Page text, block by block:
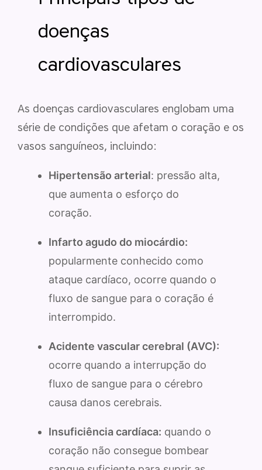
doenças
cardiovasculares
As doenças cardiovasculares englobam uma
série de condições que afetam o coração e os
vasos sanguíneos, incluindo:
Hipertensão arterial: pressão alta,
que aumenta o esforço do
coração.
Infarto agudo do miocárdio:
popularmente conhecido como
ataque cardíaco, ocorre quando o
fluxo de sangue para o coração é
interrompido.
Acidente vascular cerebral (AVC):
ocorre quando a interrupção do
fluxo de sangue para o cérebro
causa danos cerebrais.
Insuficiência cardíaca: quando o
coração não consegue bombear